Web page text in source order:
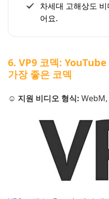
차세대 고해상도 비
어요.
6. VP9 코덱:
가장 좋은 코덱
☺️ 지원 비디오 형식: